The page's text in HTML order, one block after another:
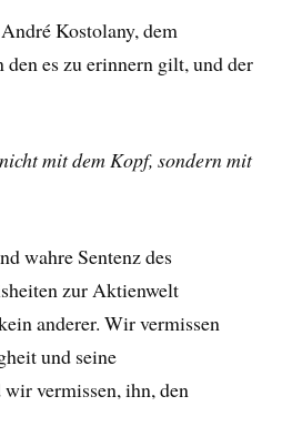
Kostolany, dem
es zu erinnern gilt, und der
mit dem Kopf, sondern mit
wahre Sentenz des
zur Aktienwelt
anderer. Wir vermissen
und seine
vermissen, ihn, den